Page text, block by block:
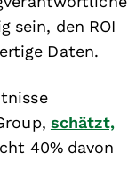
sein, den ROI
Daten.
schätzt,
40% davon